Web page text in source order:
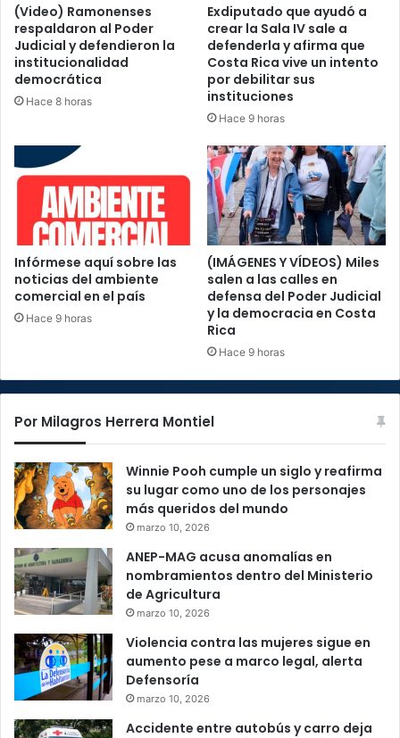
(Video) Ramonenses
respaldaron al Poder
Judicial y defendieron la
institucionalidad
democrática
Hace 8 horas
Exdiputado que ayudó a
crear la Sala IV sale a
defenderla y afirma que
Costa Rica vive un intento
por debilitar sus
instituciones
Hace 9 horas
Infórmese aquí sobre las
noticias del ambiente
comercial en el país
Hace 9 horas
(IMÁGENES Y VÍDEOS) Miles
salen a las calles en
defensa del Poder Judicial
y la democracia en Costa
Rica
Hace 9 horas
Por Milagros Herrera Montiel
Winnie Pooh cumple un siglo y reafirma
su lugar como uno de los personajes
más queridos del mundo
marzo 10, 2026
ANEP-MAG acusa anomalías en
nombramientos dentro del Ministerio
de Agricultura
marzo 10, 2026
Violencia contra las mujeres sigue en
aumento pese a marco legal, alerta
Defensoría
marzo 10, 2026
Accidente entre autobús y carro deja